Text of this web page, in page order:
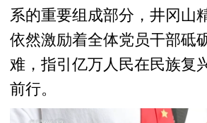
系的重要组成部分，井冈山
依然激励着全体党员干部砥
难，指引亿万人民在民族复
前行。